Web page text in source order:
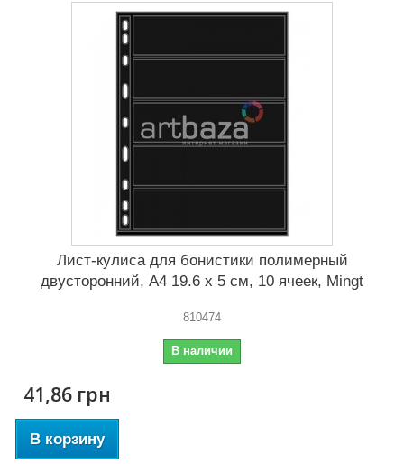
Лист-кулиса для бонистики полимерный
двусторонний, А4 19.6 x 5 cм, 10 ячеек, Mingt
810474
В наличии
41,86 грн
В корзину